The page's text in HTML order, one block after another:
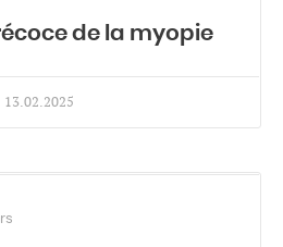
de la myopie
13.02.2025